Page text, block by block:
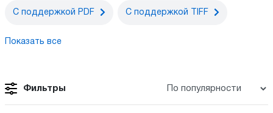
С поддержкой PDF С поддержкой TIFF
Показать все
Фильтры